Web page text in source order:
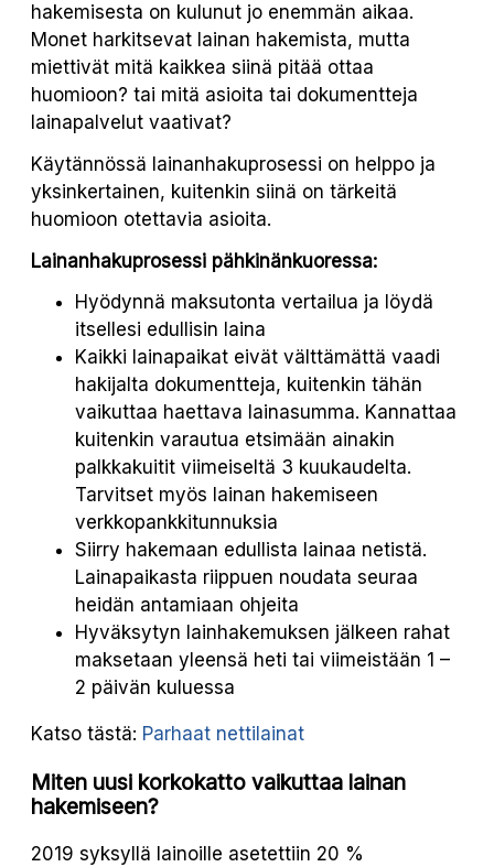
hakemisesta on kulunut jo enemmän aikaa.
Monet harkitsevat lainan hakemista, mutta
miettivät mitä kaikkea siinä pitää ottaa
huomioon? tai mitä asioita tai dokumentteja
lainapalvelut vaativat?
Käytännössä lainanhakuprosessi on helppo ja
yksinkertainen, kuitenkin siinä on tärkeitä
huomioon otettavia asioita.
Lainanhakuprosessi pähkinänkuoressa:
Hyödynnä maksutonta vertailua ja löydä
itsellesi edullisin laina
Kaikki lainapaikat eivät välttämättä vaadi
hakijalta dokumentteja, kuitenkin tähän
vaikuttaa haettava lainasumma. Kannattaa
kuitenkin varautua etsimään ainakin
palkkakuitit viimeiseltä 3 kuukaudelta.
Tarvitset myös lainan hakemiseen
verkkopankkitunnuksia
Siirry hakemaan edullista lainaa netistä.
Lainapaikasta riippuen noudata seuraa
heidän antamiaan ohjeita
Hyväksytyn lainhakemuksen jälkeen rahat
maksetaan yleensä heti tai viimeistään 1 –
2 päivän kuluessa
Katso tästä: Parhaat nettilainat
Miten uusi korkokatto vaikuttaa lainan
hakemiseen?
2019 syksyllä lainoille asetettiin 20 %